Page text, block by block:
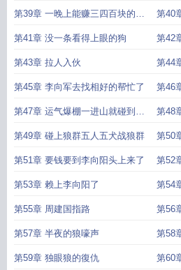
第39章 一晚上能赚三四百块的好
事
第40
第41章 没一条看得上眼的狗 第42
第43章 拉人入伙 第44
第45章 李向军去找相好的帮忙了 第46
第47章 运气爆棚一进山就碰到东
西了
第48
第49章 碰上狼群五人五犬战狼群 第50
家还
第51章 要钱要到李向阳头上来了 第52
第53章 赖上李向阳了 第54
第55章 周建国指路 第56
第57章 半夜的狼嚎声 第58
第59章 独眼狼的復仇 第60